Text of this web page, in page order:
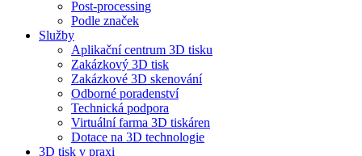
Post-processing
Podle značek
Služby
Aplikační centrum 3D tisku
Zakázkový 3D tisk
Zakázkové 3D skenování
Odborné poradenství
Technická podpora
Virtuální farma 3D tiskáren
Dotace na 3D technologie
3D tisk v praxi